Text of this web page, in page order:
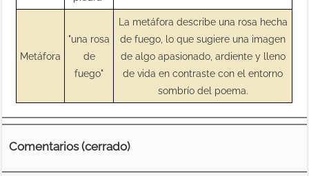
Metáfora
"una rosa
de
fuego"
La metáfora describe una rosa hecha
de fuego, lo que sugiere una imagen
de algo apasionado, ardiente y lleno
de vida en contraste con el entorno
sombrío del poema.
Comentarios (cerrado)